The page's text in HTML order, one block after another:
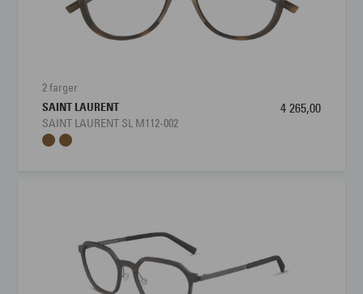
2 farger
SAINT LAURENT
SAINT LAURENT SL M112-002
4 265,00